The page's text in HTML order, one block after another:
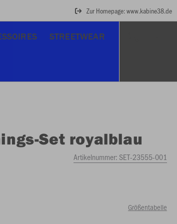
Zur Homepage: www.kabine38.de
STREETWEAR
Set royalblau
Artikelnummer:SET-23555-001
Größentabelle